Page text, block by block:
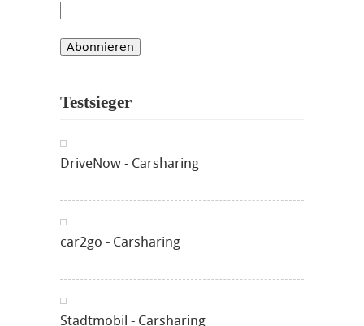
Testsieger
DriveNow - Carsharing
car2go - Carsharing
Stadtmobil - Carsharing